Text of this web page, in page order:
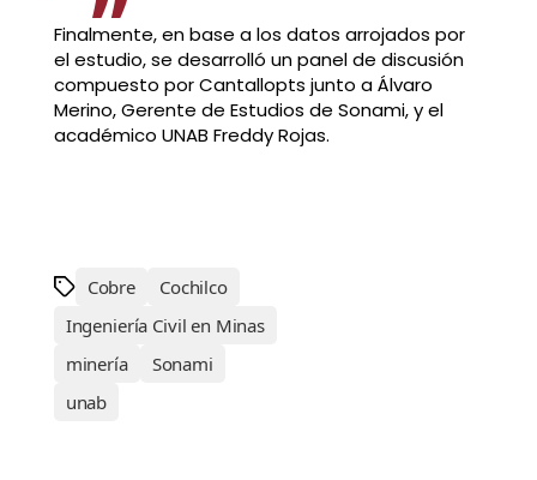
Finalmente, en base a los datos arrojados por
el estudio, se desarrolló un panel de discusión
compuesto por Cantallopts junto a Álvaro
Merino, Gerente de Estudios de Sonami, y el
académico UNAB Freddy Rojas.
Cobre
Cochilco
Ingeniería Civil en Minas
minería
Sonami
unab